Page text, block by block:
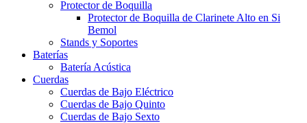
Protector de Boquilla
Protector de Boquilla de Clarinete Alto en Si
Bemol
Stands y Soportes
Baterías
Batería Acústica
Cuerdas
Cuerdas de Bajo Eléctrico
Cuerdas de Bajo Quinto
Cuerdas de Bajo Sexto